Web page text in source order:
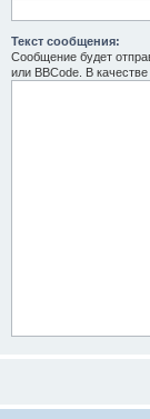
Текст сообщения:
Сообщение будет
или BBCode. В